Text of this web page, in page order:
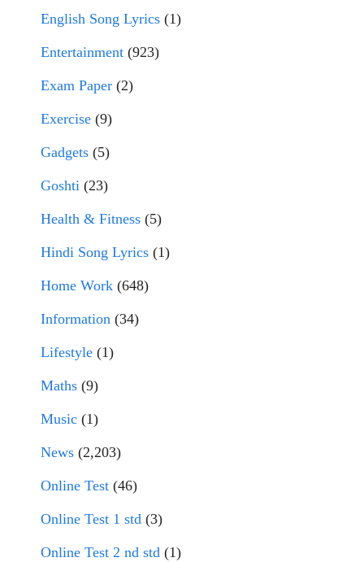
English Song Lyrics (1)
Entertainment (923)
Exam Paper (2)
Exercise (9)
Gadgets (5)
Goshti (23)
Health & Fitness (5)
Hindi Song Lyrics (1)
Home Work (648)
Information (34)
Lifestyle (1)
Maths (9)
Music (1)
News (2,203)
Online Test (46)
Online Test 1 std (3)
Online Test 2 nd std (1)